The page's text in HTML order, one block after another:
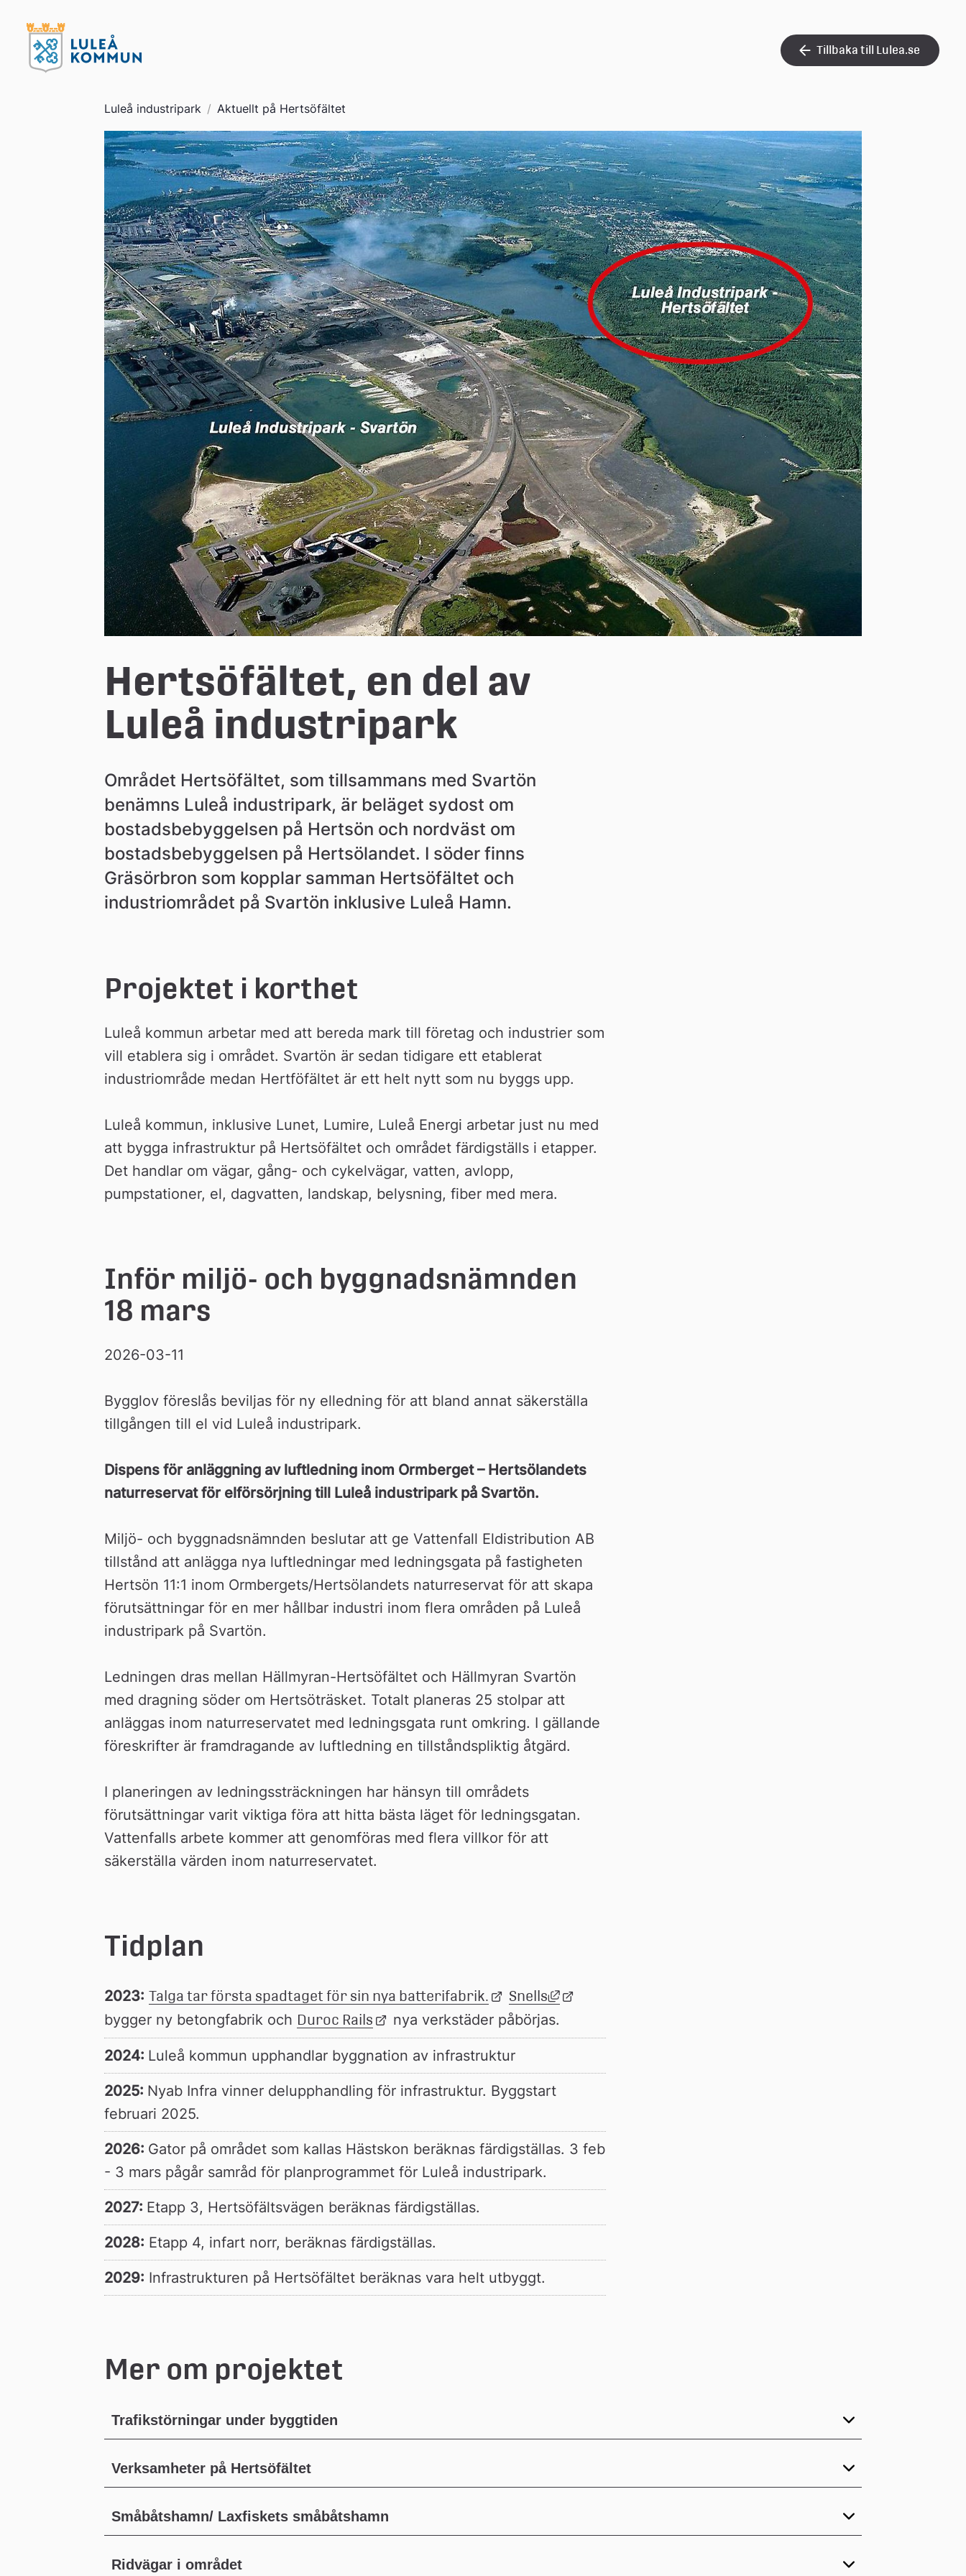
Tillbaka till Lulea.se
Luleå industripark / Aktuellt på Hertsöfältet
Hertsöfältet, en del av
Luleå industripark
Området Hertsöfältet, som tillsammans med Svartön
benämns Luleå industripark, är beläget sydost om
bostadsbebyggelsen på Hertsön och nordväst om
bostadsbebyggelsen på Hertsölandet. I söder finns
Gräsörbron som kopplar samman Hertsöfältet och
industriområdet på Svartön inklusive Luleå Hamn.
Projektet i korthet
Luleå kommun arbetar med att bereda mark till företag och industrier som
vill etablera sig i området. Svartön är sedan tidigare ett etablerat
industriområde medan Hertföfältet är ett helt nytt som nu byggs upp.
Luleå kommun, inklusive Lunet, Lumire, Luleå Energi arbetar just nu med
att bygga infrastruktur på Hertsöfältet och området färdigställs i etapper.
Det handlar om vägar, gång- och cykelvägar, vatten, avlopp,
pumpstationer, el, dagvatten, landskap, belysning, fiber med mera.
Inför miljö- och byggnadsnämnden
18 mars
2026-03-11
Bygglov föreslås beviljas för ny elledning för att bland annat säkerställa
tillgången till el vid Luleå industripark.
Dispens för anläggning av luftledning inom Ormberget – Hertsölandets
naturreservat för elförsörjning till Luleå industripark på Svartön.
Miljö- och byggnadsnämnden beslutar att ge Vattenfall Eldistribution AB
tillstånd att anlägga nya luftledningar med ledningsgata på fastigheten
Hertsön 11:1 inom Ormbergets/Hertsölandets naturreservat för att skapa
förutsättningar för en mer hållbar industri inom flera områden på Luleå
industripark på Svartön.
Ledningen dras mellan Hällmyran-Hertsöfältet och Hällmyran Svartön
med dragning söder om Hertsöträsket. Totalt planeras 25 stolpar att
anläggas inom naturreservatet med ledningsgata runt omkring. I gällande
föreskrifter är framdragande av luftledning en tillståndspliktig åtgärd.
I planeringen av ledningssträckningen har hänsyn till områdets
förutsättningar varit viktiga föra att hitta bästa läget för ledningsgatan.
Vattenfalls arbete kommer att genomföras med flera villkor för att
säkerställa värden inom naturreservatet.
Tidplan
2023: Talga tar första spadtaget för sin nya batterifabrik. Länk
till
extern
webbplats
Snells Länk till annan webbplats, öppnas i nytt fönster.
Länk
extern
bygger ny betongfabrik och Duroc Rails Länk
till
extern
webbplats
nya verkstäder påbörjas.
2024: Luleå kommun upphandlar byggnation av infrastruktur
2025: Nyab Infra vinner delupphandling för infrastruktur. Byggstart
februari 2025.
2026: Gator på området som kallas Hästskon beräknas färdigställas. 3 feb
- 3 mars pågår samråd för planprogrammet för Luleå industripark.
2027: Etapp 3, Hertsöfältsvägen beräknas färdigställas.
2028: Etapp 4, infart norr, beräknas färdigställas.
2029: Infrastrukturen på Hertsöfältet beräknas vara helt utbyggt.
Mer om projektet
Trafikstörningar under byggtiden
Verksamheter på Hertsöfältet
Småbåtshamn/ Laxfiskets småbåtshamn
Ridvägar i området